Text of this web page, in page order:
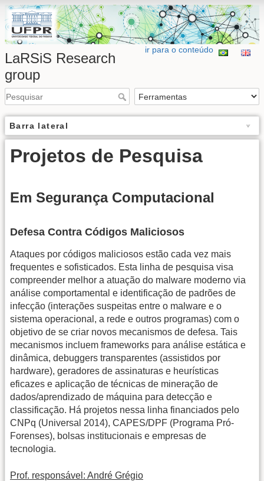
ir para o conteúdo
LaRSiS Research
group
Barra lateral
Projetos de Pesquisa
Em Segurança Computacional
Defesa Contra Códigos Maliciosos
Ataques por códigos maliciosos estão cada vez mais
frequentes e sofisticados. Esta linha de pesquisa visa
compreender melhor a atuação do malware moderno via
análise comportamental e identificação de padrões de
infecção (interações suspeitas entre o malware e o
sistema operacional, a rede e outros programas) com o
objetivo de se criar novos mecanismos de defesa. Tais
mecanismos incluem frameworks para análise estática e
dinâmica, debuggers transparentes (assistidos por
hardware), geradores de assinaturas e heurísticas
eficazes e aplicação de técnicas de mineração de
dados/aprendizado de máquina para detecção e
classificação. Há projetos nessa linha financiados pelo
CNPq (Universal 2014), CAPES/DPF (Programa Pró-
Forenses), bolsas institucionais e empresas de
tecnologia.
Prof. responsável: André Grégio